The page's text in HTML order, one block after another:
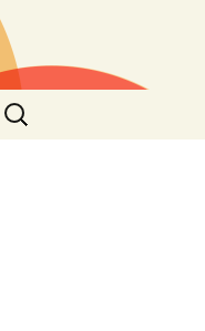
Haku: